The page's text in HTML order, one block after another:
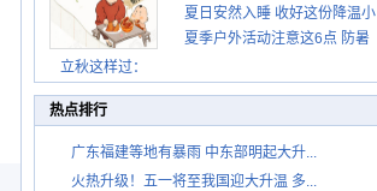
立秋这样过：
这些前兆要知道
夏日安然入睡 收好这份降温小
贴士
夏季户外活动注意这6点 防暑
热点排行
广东福建等地有暴雨 中东部明起大升...
火热升级！五一将至我国迎大升温 多...